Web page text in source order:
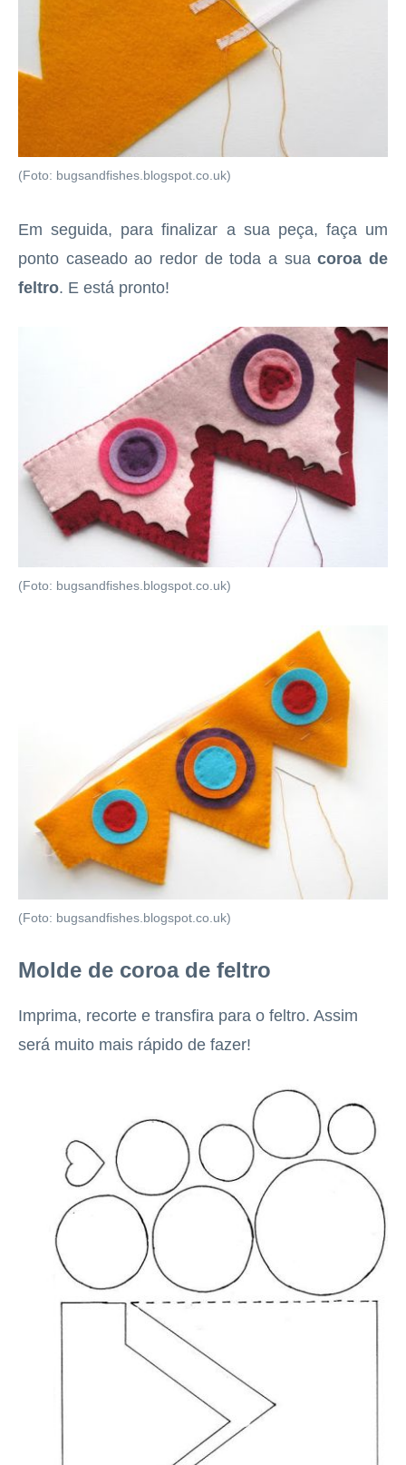
(Foto: bugsandfishes.blogspot.co.uk)
Em seguida, para finalizar a sua peça, faça um
ponto caseado ao redor de toda a suacoroa de
feltro. E está pronto!
(Foto: bugsandfishes.blogspot.co.uk)
(Foto: bugsandfishes.blogspot.co.uk)
Molde de coroa de feltro
Imprima, recorte e transfira para o feltro. Assim
será muito mais rápido de fazer!